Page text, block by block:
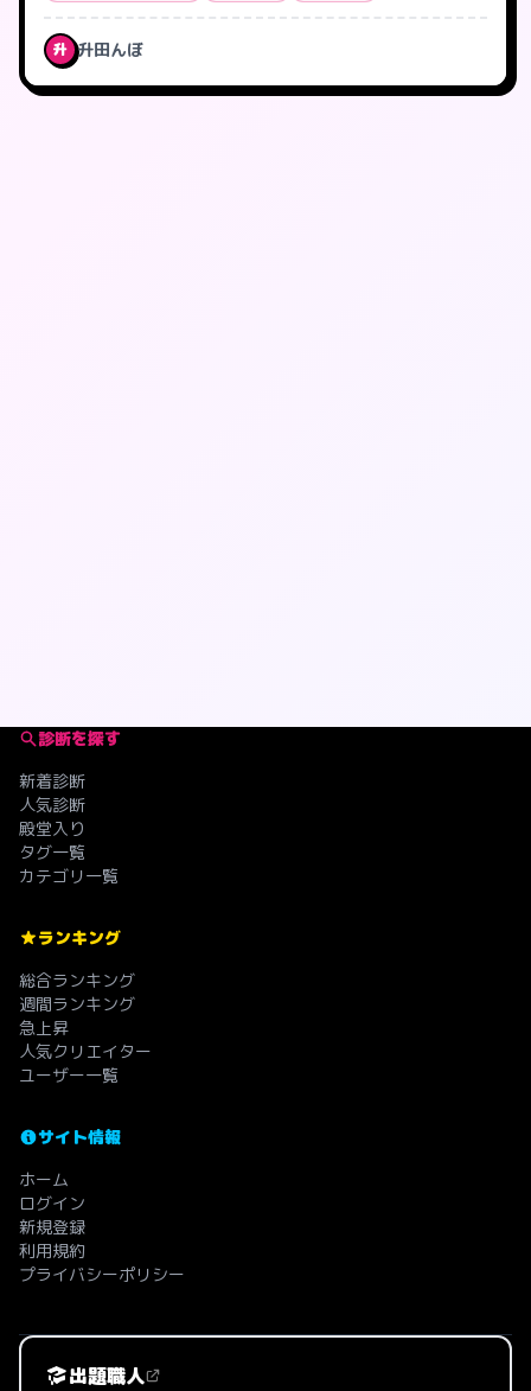
升 升田んぼ
診断を探す
新着診断
人気診断
殿堂入り
タグ一覧
カテゴリ一覧
ランキング
総合ランキング
週間ランキング
急上昇
人気クリエイター
ユーザー一覧
サイト情報
ホーム
ログイン
新規登録
利用規約
プライバシーポリシー
出題職人